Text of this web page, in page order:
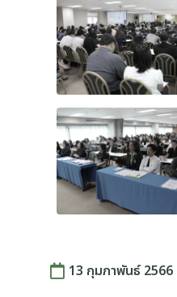
13 กุมภาพันธ์ 2566